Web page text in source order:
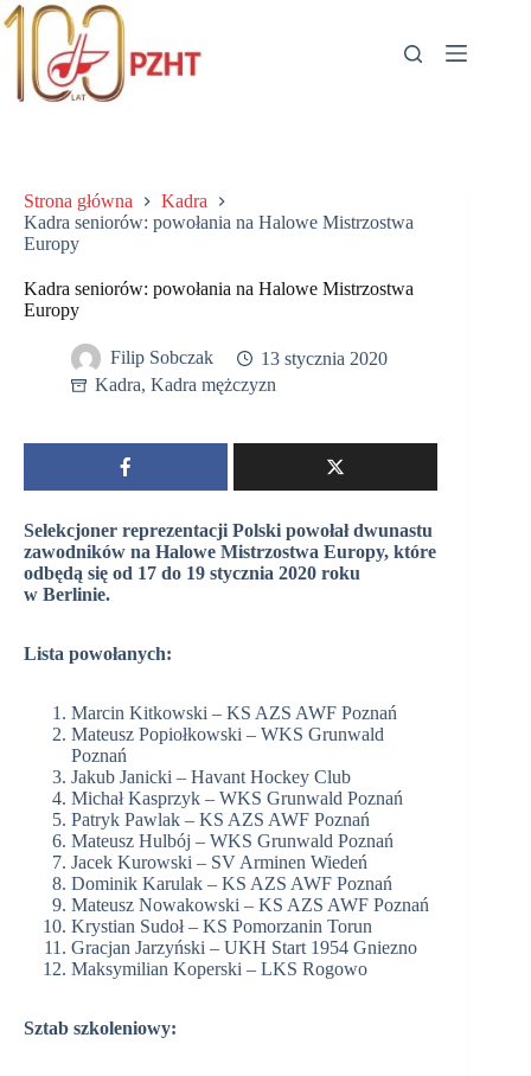
Przejdź
do
Strona główna
Kadra
Kadra seniorów: powołania na Halowe Mistrzostwa
Europy
Kadra seniorów: powołania na Halowe Mistrzostwa
Europy
Filip Sobczak
13 stycznia 2020
Kadra, Kadra mężczyzn
Selekcjoner reprezentacji Polski powołał dwunastu
zawodników na Halowe Mistrzostwa Europy, które
odbędą się od 17 do 19 stycznia 2020 roku
w Berlinie.
Lista powołanych:
Marcin Kitkowski – KS AZS AWF Poznań
Mateusz Popiołkowski – WKS Grunwald
Poznań
Jakub Janicki – Havant Hockey Club
Michał Kasprzyk – WKS Grunwald Poznań
Patryk Pawlak – KS AZS AWF Poznań
Mateusz Hulbój – WKS Grunwald Poznań
Jacek Kurowski – SV Arminen Wiedeń
Dominik Karulak – KS AZS AWF Poznań
Mateusz Nowakowski – KS AZS AWF Poznań
Krystian Sudoł – KS Pomorzanin Torun
Gracjan Jarzyński – UKH Start 1954 Gniezno
Maksymilian Koperski – LKS Rogowo
Sztab szkoleniowy: